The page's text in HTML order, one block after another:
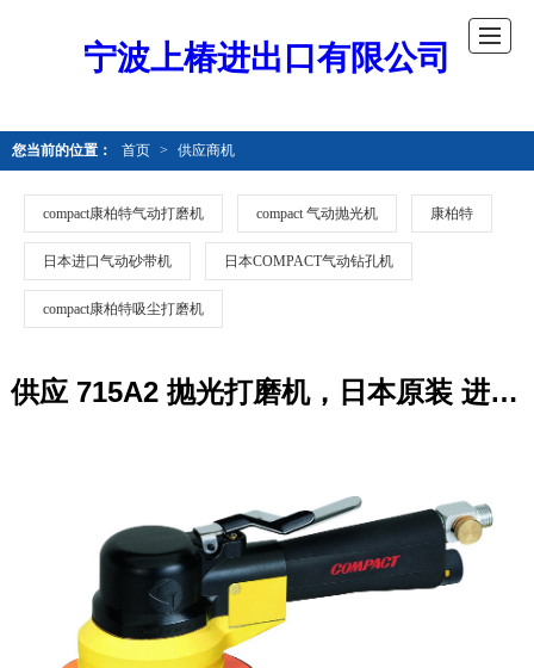
宁波上椿进出口有限公司
您当前的位置： 首页 > 供应商机
compact康柏特气动打磨机 compact 气动抛光机 康柏特
日本进口气动砂带机 日本COMPACT气动钻孔机
compact康柏特吸尘打磨机
供应 715A2 抛光打磨机，日本原装 进口气动抛光机，抛光工具